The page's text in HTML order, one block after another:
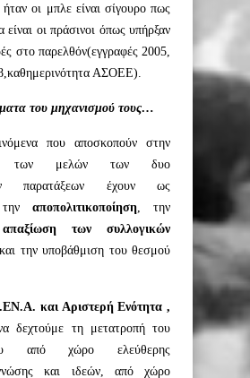
οι μπλε είναι σίγουρο πως
οι πράσινοι όπως υπήρξαν
στο παρελθόν(εγγραφές 2005,
ΑΣΟΕΕ).
του μηχανισμού τους…
που αποσκοπούν στην
των μελών των δυο
παρατάξεων έχουν ως
την αποπολιτικοποίηση , την
απαξίωση των συλλογικών
και την υποβάθμιση του θεσμού
και Αριστερή Ενότητα ,
δεχτούμε τη μετατροπή του
από χώρο ελεύθερης
και ιδεών, από χώρο